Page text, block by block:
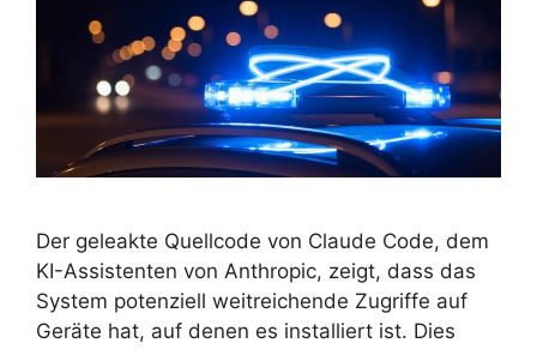
Der geleakte Quellcode von Claude Code, dem
KI-Assistenten von Anthropic, zeigt, dass das
System potenziell weitreichende Zugriffe auf
Geräte hat, auf denen es installiert ist. Dies